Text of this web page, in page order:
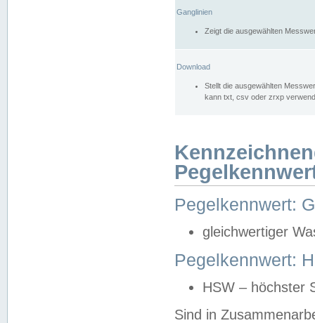
Ganglinien
Zeigt die ausgewählten
Download
Stellt die ausgewählten
kann txt, csv oder zrxp
Pegelkennwert:
gleichwertiger
Pegelkennwert:
HSW – höchster
Sind in